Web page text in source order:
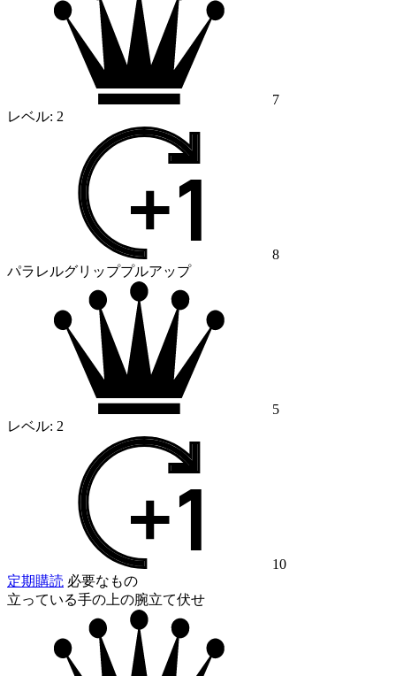
7
レベル: 2
8
パラレルグリッププルアップ
5
レベル: 2
10
定期購読 必要なもの
立っている手の上の腕立て伏せ